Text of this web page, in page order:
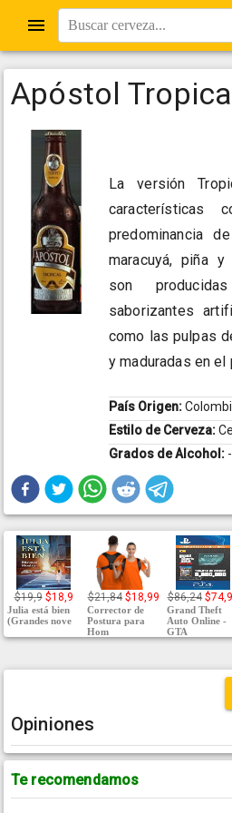
Buscar cerveza...
Apóstol
La versión
predominancia
maracuyá, piña
son
saborizantes
como las pulpas
y maduradas en el
País Origen:
Estilo de Cerveza:
Grados de Alcohol: -
$19,9 $18,9
Julia está bien
(Grandes nove
$21,84 $18,99
Corrector de
Postura para
Hom
$86,24
Grand Theft
Auto Online -
GTA
Opiniones
Te recomendamos